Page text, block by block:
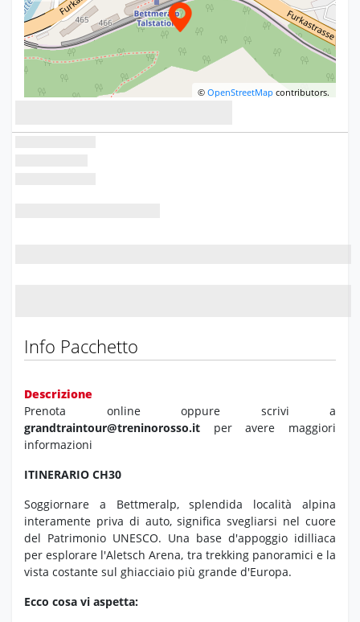
©OpenStreetMap contributors.
Info Pacchetto
Descrizione
Prenota online oppure scrivi a
grandtraintour@treninorosso.it per avere maggiori
informazioni
ITINERARIO CH30
Soggiornare a Bettmeralp, splendida località alpina
interamente priva di auto, significa svegliarsi nel cuore
del Patrimonio UNESCO. Una base d'appoggio idilliaca
per esplorare l'Aletsch Arena, tra trekking panoramici e la
vista costante sul ghiacciaio più grande d'Europa.
Ecco cosa vi aspetta: